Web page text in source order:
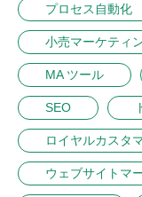
プロセス自動化
小売マーケティ
MA ツール
SEO
ロイヤルカスタ
ウェブサイトマ